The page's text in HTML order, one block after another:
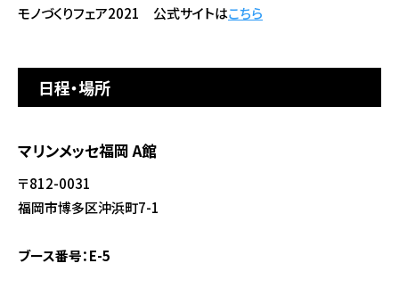
モノづくりフェア2021 公式サイトはこちら
日程・場所
マリンメッセ福岡 A館
〒812-0031
福岡市博多区沖浜町7-1
ブース番号：E-5